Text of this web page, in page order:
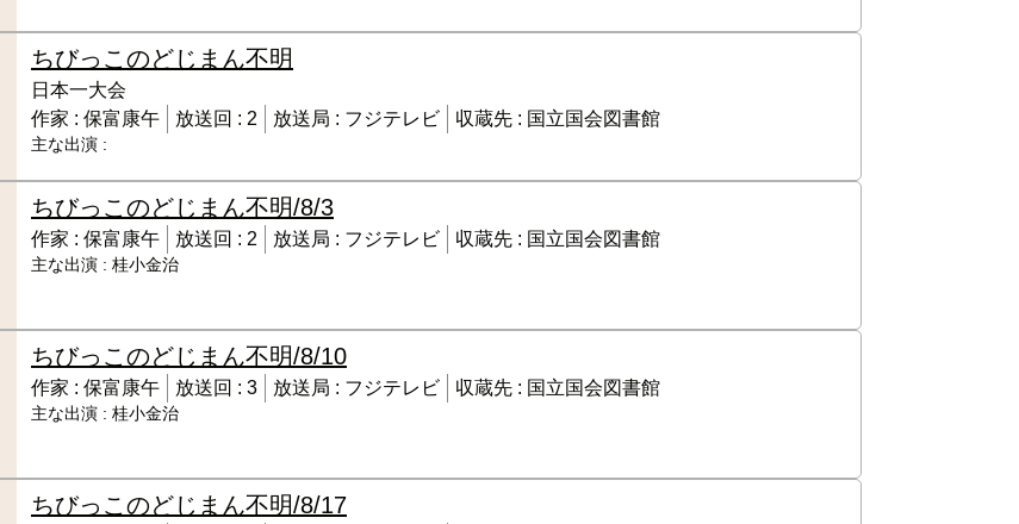
ちびっこのどじまん不明
日本一大会
作家 : 保富康午 放送回 : 2 放送局 : フジテレビ 収蔵先 : 国立国会図書館
主な出演 :
ちびっこのどじまん不明/8/3
作家 : 保富康午 放送回 : 2 放送局 : フジテレビ 収蔵先 : 国立国会図書館
主な出演 : 桂小金治
ちびっこのどじまん不明/8/10
作家 : 保富康午 放送回 : 3 放送局 : フジテレビ 収蔵先 : 国立国会図書館
主な出演 : 桂小金治
ちびっこのどじまん不明/8/17